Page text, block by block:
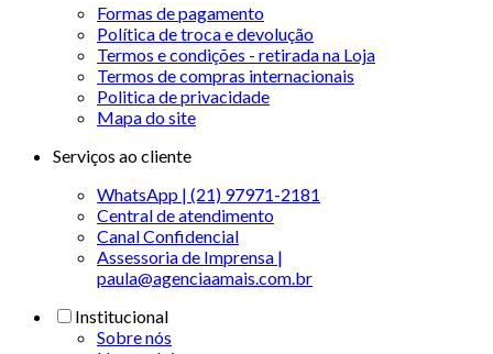
Formas de pagamento
Política de troca e devolução
Termos e condições - retirada na Loja
Termos de compras internacionais
Politica de privacidade
Mapa do site
Serviços ao cliente
WhatsApp | (21) 97971-2181
Central de atendimento
Canal Confidencial
Assessoria de Imprensa |
paula@agenciaamais.com.br
Institucional
Sobre nós